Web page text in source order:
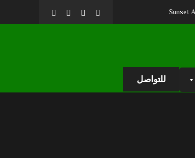
للتواصل